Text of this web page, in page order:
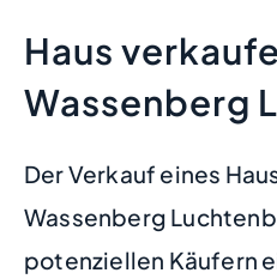
Haus
Wassenberg
Der Verkauf eines
Wassenberg
potenziellen Käufern